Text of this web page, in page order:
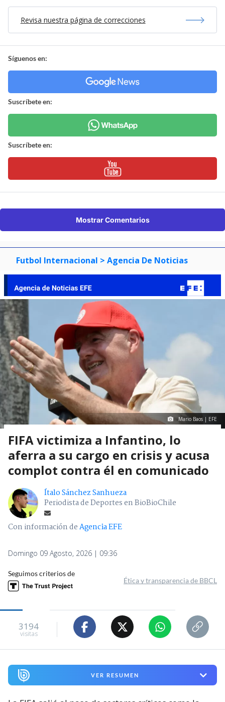
Revisa nuestra página de correcciones
Síguenos en:
Suscríbete en:
Suscríbete en:
Mostrar Comentarios
Futbol Internacional > Agencia De Noticias
Mario Baos | EFE
FIFA victimiza a Infantino, lo
aferra a su cargo en crisis y acusa
complot contra él en comunicado
Ítalo Sánchez Sanhueza
Periodista de Deportes en BioBioChile
Con información deAgencia EFE
Domingo 09 Agosto, 2026 | 09:36
Seguimos criterios de
Ética y transparencia de BBCL
3194
visitas
VER RESUMEN